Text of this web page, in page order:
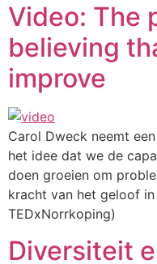
Video: The
believing
improve
Carol Dweck neemt
het idee dat we de
doen groeien om
kracht van het geloof
TEDxNorrkoping)
Diversiteit